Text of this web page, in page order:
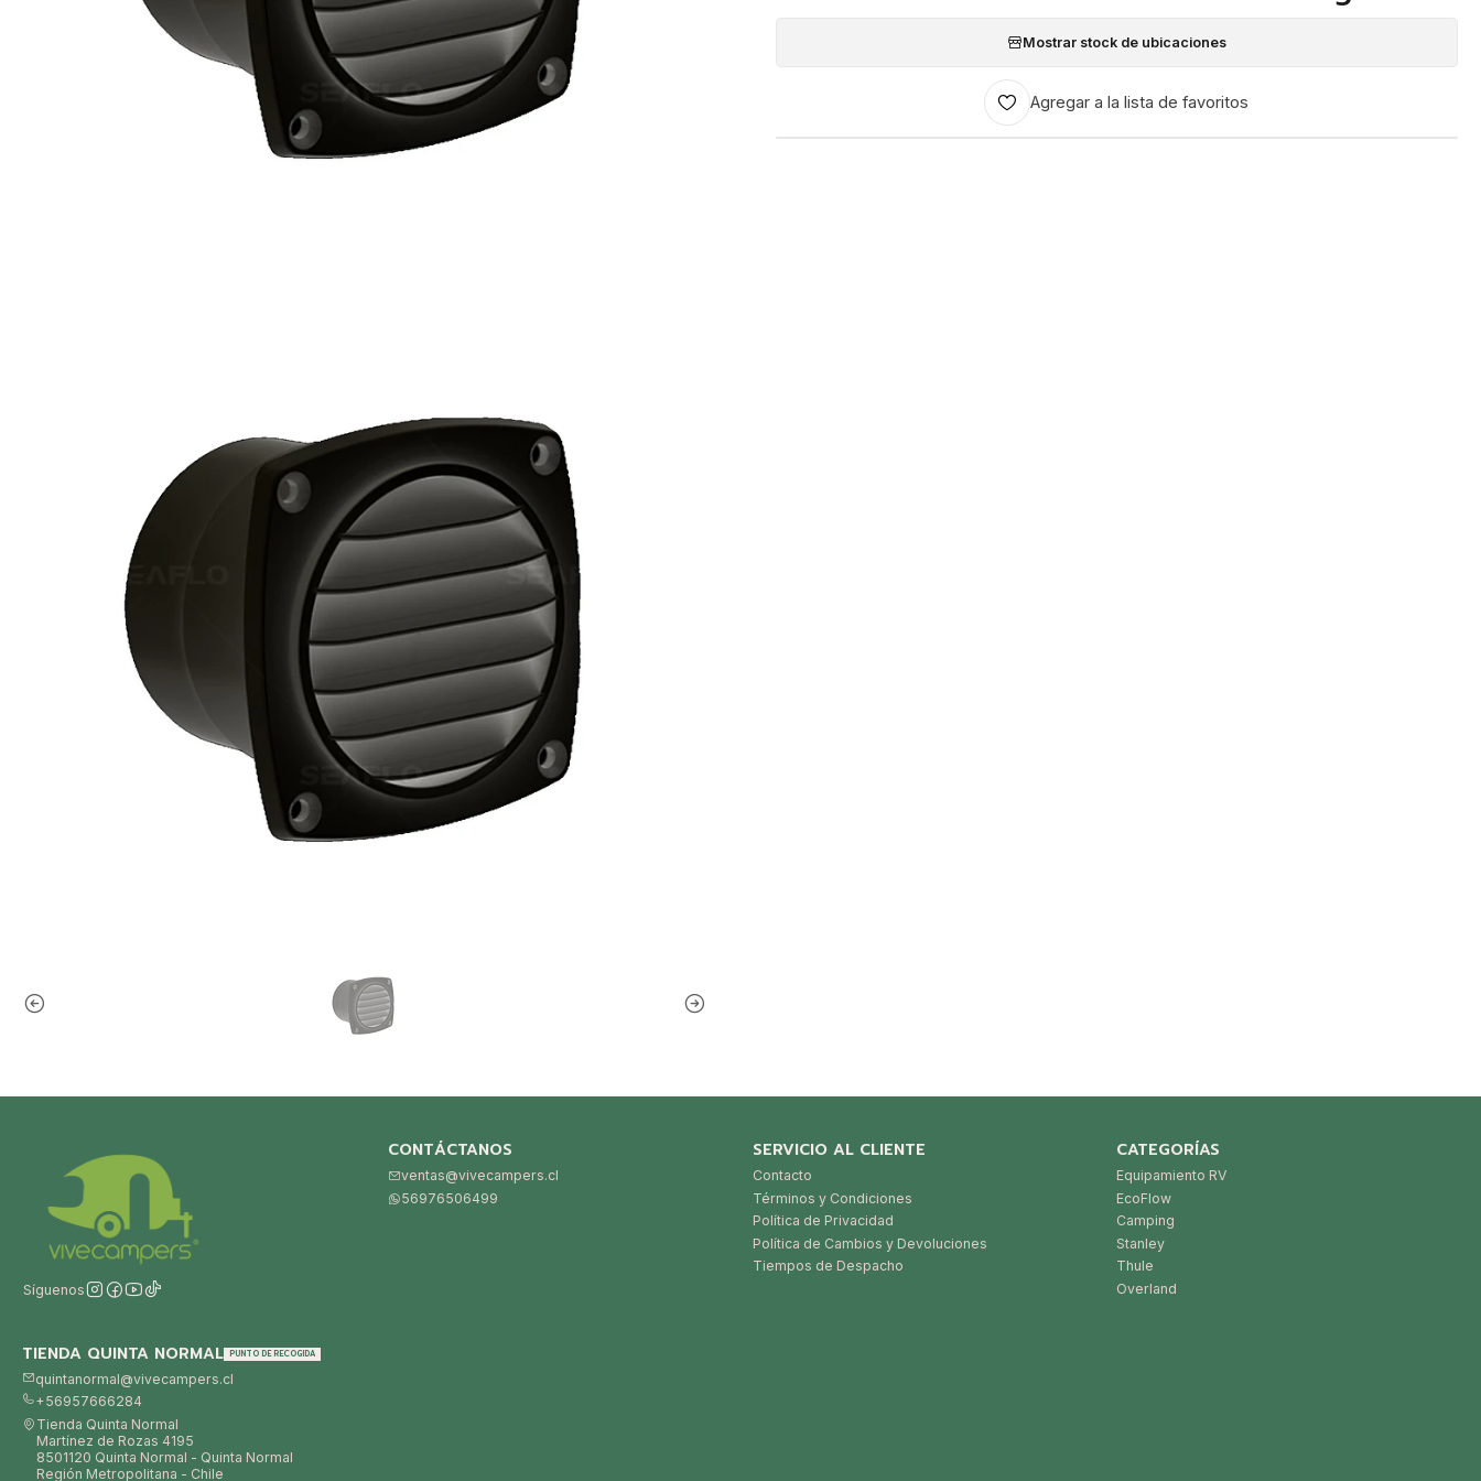
Mostrar stock de ubicaciones
Agregar a la lista de favoritos
Síguenos
CONTÁCTANOS
ventas@vivecampers.cl
56976506499
SERVICIO AL CLIENTE
Contacto
Términos y Condiciones
Política de Privacidad
Política de Cambios y Devoluciones
Tiempos de Despacho
CATEGORÍAS
Equipamiento RV
EcoFlow
Camping
Stanley
Thule
Overland
TIENDA QUINTA NORMAL PUNTO DE RECOGIDA
quintanormal@vivecampers.cl
+56957666284
Tienda Quinta Normal
Martínez de Rozas 4195
8501120 Quinta Normal - Quinta Normal
Región Metropolitana - Chile